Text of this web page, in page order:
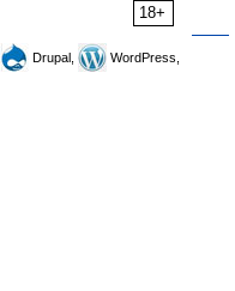
18+
Drupal,
WordPress,